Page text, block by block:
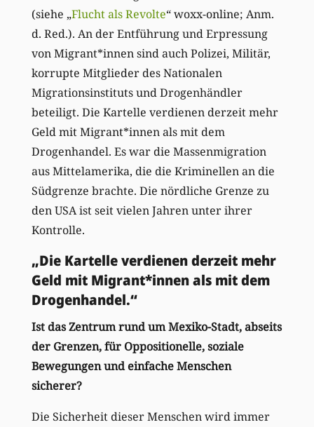
(siehe „Flucht als Revolte“ woxx-online; Anm.
d. Red.). An der Entführung und Erpressung
von Migrant*innen sind auch Polizei, Militär,
korrupte Mitglieder des Nationalen
Migrationsinstituts und Drogenhändler
beteiligt. Die Kartelle verdienen derzeit mehr
Geld mit Migrant*innen als mit dem
Drogenhandel. Es war die Massenmigration
aus Mittelamerika, die die Kriminellen an die
Südgrenze brachte. Die nördliche Grenze zu
den USA ist seit vielen Jahren unter ihrer
Kontrolle.
„Die Kartelle verdienen derzeit mehr
Geld mit Migrant*innen als mit dem
Drogenhandel.“
Ist das Zentrum rund um Mexiko-Stadt, abseits
der Grenzen, für Oppositionelle, soziale
Bewegungen und einfache Menschen
sicherer?
Die Sicherheit dieser Menschen wird immer